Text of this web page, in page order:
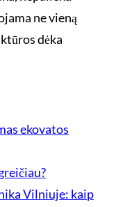
ne vieną
dėka
ekovatos
Vilniuje: kaip